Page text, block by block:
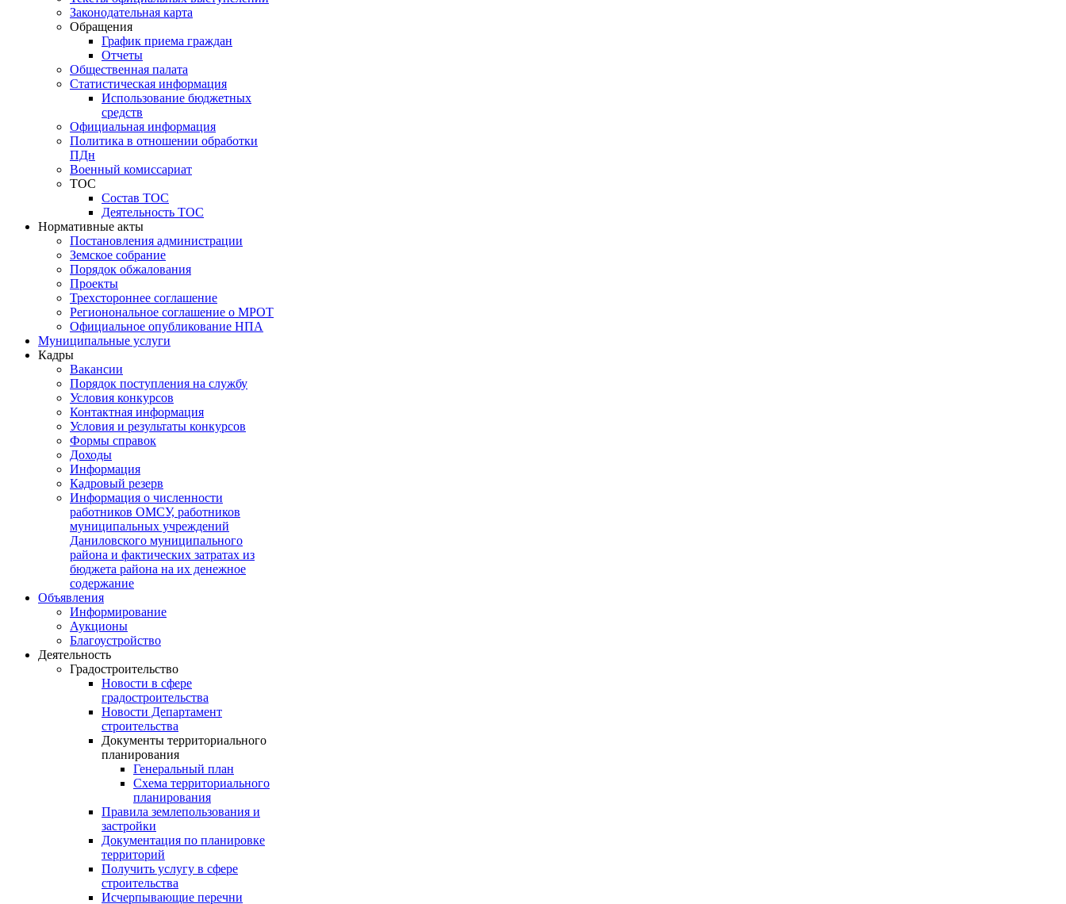
Законодательная карта
Обращения
График приема граждан
Отчеты
Общественная палата
Статистическая информация
Использование бюджетных
средств
Официальная информация
Политика в отношении обработки
ПДн
Военный комиссариат
ТОС
Состав ТОС
Деятельность ТОС
Нормативные акты
Постановления администрации
Земское собрание
Порядок обжалования
Проекты
Трехстороннее соглашение
Регионональное соглашение о МРОТ
Официальное опубликование НПА
Муниципальные услуги
Кадры
Вакансии
Порядок поступления на службу
Условия конкурсов
Контактная информация
Условия и результаты конкурсов
Формы справок
Доходы
Информация
Кадровый резерв
Информация о численности
работников ОМСУ, работников
муниципальных учреждений
Даниловского муниципального
района и фактических затратах из
бюджета района на их денежное
содержание
Объявления
Информирование
Аукционы
Благоустройство
Деятельность
Градостроительство
Новости в сфере
градостроительства
Новости Департамент
строительства
Документы территориального
планирования
Генеральный план
Схема территориального
планирования
Правила землепользования и
застройки
Документация по планировке
территорий
Получить услугу в сфере
строительства
Исчерпывающие перечни